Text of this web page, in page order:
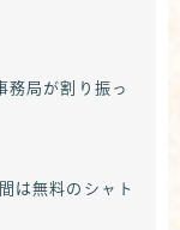
務局が割り振っ
は無料のシャト